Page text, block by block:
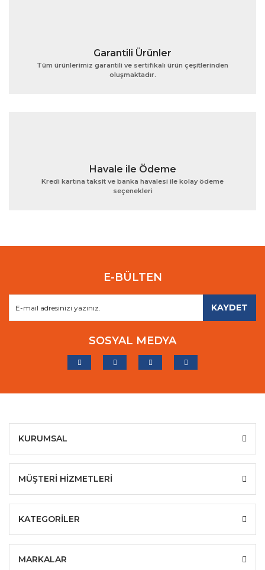
Gönder
Garantili Ürünler
Tüm ürünlerimiz garantili ve sertifikalı ürün çeşitlerinden
oluşmaktadır.
Havale ile Ödeme
Kredi kartına taksit ve banka havalesi ile kolay ödeme
seçenekleri
E-BÜLTEN
KAYDET
SOSYAL MEDYA
KURUMSAL
MÜŞTERİ HİZMETLERİ
KATEGORİLER
MARKALAR